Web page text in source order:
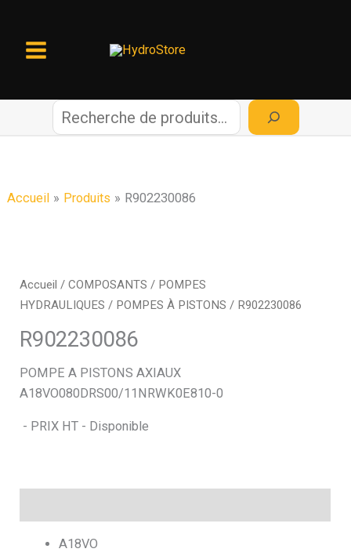
contenu
c
r
c
h
e
Accueil Produits R902230086
Accueil /COMPOSANTS / POMPES
HYDRAULIQUES / POMPES À PISTONS / R902230086
R902230086
POMPE A PISTONS AXIAUX
A18VO080DRS00/11NRWK0E810-0
- PRIX HT - Disponible
A18VO